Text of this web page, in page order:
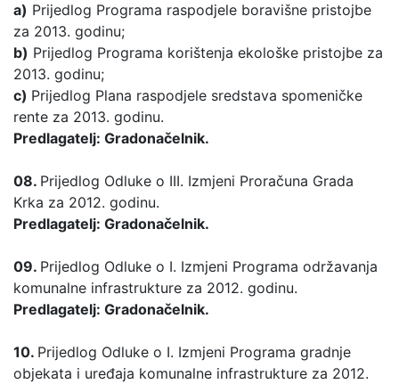
a) Prijedlog Programa raspodjele boravišne pristojbe
za 2013. godinu;
b) Prijedlog Programa korištenja ekološke pristojbe za
2013. godinu;
c) Prijedlog Plana raspodjele sredstava spomeničke
rente za 2013. godinu.
Predlagatelj: Gradonačelnik.
08. Prijedlog Odluke o III. Izmjeni Proračuna Grada
Krka za 2012. godinu.
Predlagatelj: Gradonačelnik.
09. Prijedlog Odluke o I. Izmjeni Programa održavanja
komunalne infrastrukture za 2012. godinu.
Predlagatelj: Gradonačelnik.
10. Prijedlog Odluke o I. Izmjeni Programa gradnje
objekata i uređaja komunalne infrastrukture za 2012.